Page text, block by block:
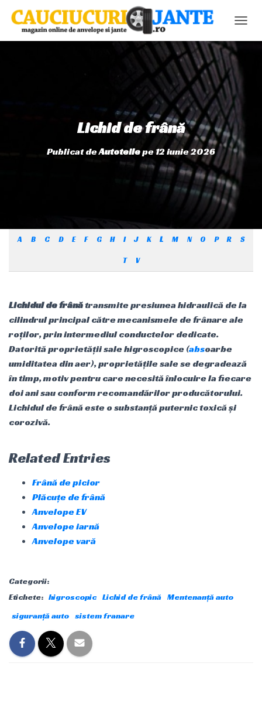
O
G
A
Lichid de frână
Publicat deAutoteilepe12 iunie 2026
A B C D E F G H I J K L M N O P R S
T V
Lichidul de frânătransmite presiunea hidraulică de la
cilindrul principal către mecanismele de frânare ale
roților, prin intermediul conductelor dedicate.
Datorită proprietății sale higroscopice (absoarbe
umiditatea din aer), proprietățile sale se degradează
în timp, motiv pentru care necesită înlocuire la fiecare
doi ani sau conform recomandărilor producătorului.
Lichidul de frână este o substanță puternic toxică și
corozivă.
Related Entries
Frână de picior
Plăcuțe de frână
Anvelope EV
Anvelope iarnă
Anvelope vară
Categorii:
Etichete: higroscopic Lichid de frână Mentenanță auto
siguranță auto sistem franare